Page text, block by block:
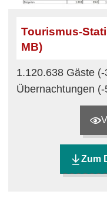
Tourismus-
MB)
1.120.638 Gäste
Übernachtungen (-
Zum